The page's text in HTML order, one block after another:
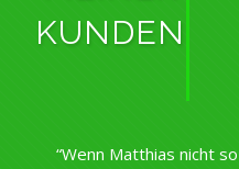
KUNDEN
“Wenn Matthias nicht